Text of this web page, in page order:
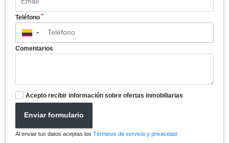
Teléfono *
▼
Comentarios
Acepto recibir información sobre ofertas inmobiliarias
Enviar formulario
Al enviar tus datos aceptas los Términos de servicio y privacidad